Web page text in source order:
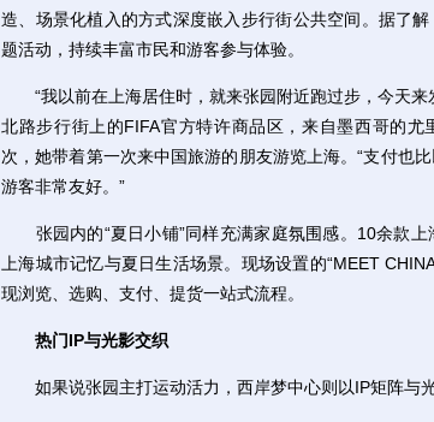
造、场景化植入的方式深度嵌入步行街公共空间。据了
题活动，持续丰富市民和游客参与体验。
“我以前在上海居住时，就来张园附近跑过步，今天来
北路步行街上的FIFA官方特许商品区，来自墨西哥的
次，她带着第一次来中国旅游的朋友游览上海。“支付也
游客非常友好。”
张园内的“夏日小铺”同样充满家庭氛围感。10余款上
上海城市记忆与夏日生活场景。现场设置的“MEET
现浏览、选购、支付、提货一站式流程。
热门IP与光影交织
如果说张园主打运动活力，西岸梦中心则以IP矩阵与光